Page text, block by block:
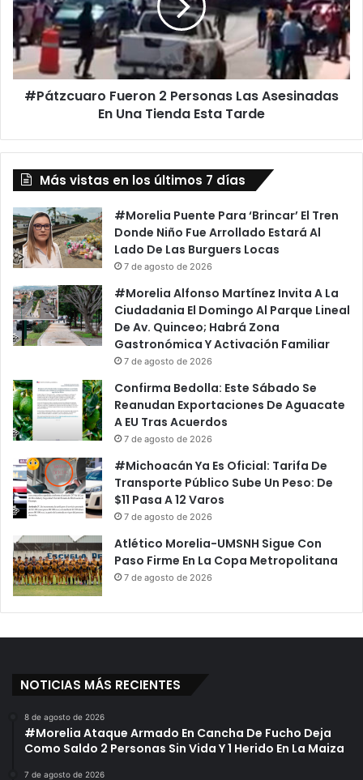
Las
Asesinadas
En
Una
Tienda
Esta#Pátzcuaro Fueron 2 Personas Las Asesinadas
En Una Tienda Esta Tarde
Más vistas en los últimos 7 días
#Morelia Puente Para ‘Brincar’ El Tren
Donde Niño Fue Arrollado Estará Al
Lado De Las Burguers Locas
7 de agosto de 2026
#Morelia Alfonso Martínez Invita A La
Ciudadania El Domingo Al Parque Lineal
De Av. Quinceo; Habrá Zona
Gastronómica Y Activación Familiar
7 de agosto de 2026
Confirma Bedolla: Este Sábado Se
Reanudan Exportaciones De Aguacate
A EU Tras Acuerdos
7 de agosto de 2026
#Michoacán Ya Es Oficial: Tarifa De
Transporte Público Sube Un Peso: De
$11 Pasa A 12 Varos
7 de agosto de 2026
Atlético Morelia-UMSNH Sigue Con
Paso Firme En La Copa Metropolitana
7 de agosto de 2026
NOTICIAS MÁS RECIENTES
8 de agosto de 2026
#Morelia Ataque Armado En Cancha De Fucho Deja
Como Saldo 2 Personas Sin Vida Y 1 Herido En La Maiza
7 de agosto de 2026